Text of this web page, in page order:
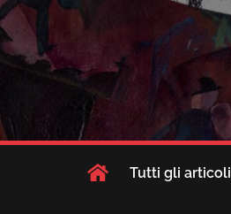
Tutti gli articoli